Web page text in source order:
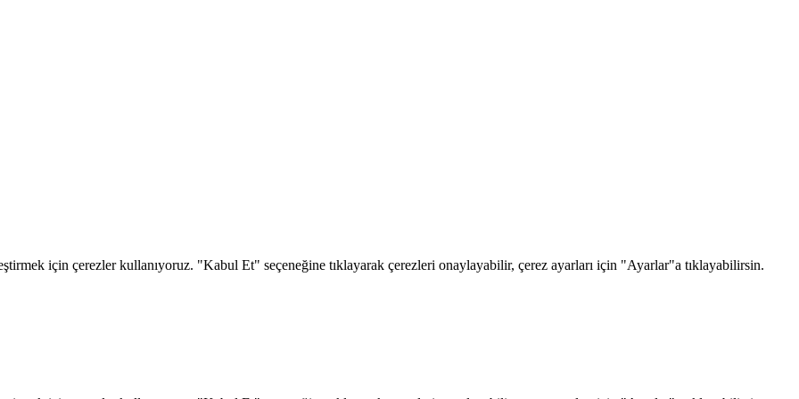
için çerezler kullanıyoruz. "Kabul Et" seçeneğine tıklayarak çerezleri onaylayabilir, çerez ayarları için "Ayarlar"a tıklayabilirsin.